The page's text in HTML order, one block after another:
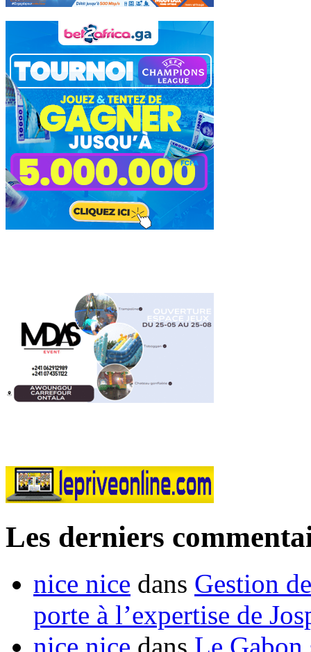
Les derniers
nice nice dans Gestion
porte à l’expertise de
nice nice dans Le Gabon